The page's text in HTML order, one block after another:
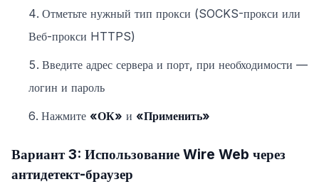
Отметьте нужный тип прокси (SOCKS-прокси или
Веб-прокси HTTPS)
Введите адрес сервера и порт, при необходимости —
логин и пароль
Нажмите «ОК» и «Применить»
Вариант 3: Использование Wire Web через
антидетект-браузер